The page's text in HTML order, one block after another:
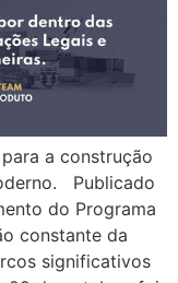
a construção
Publicado
do Programa
constante da
significativos